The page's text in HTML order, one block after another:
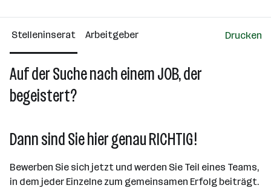
Über das Unternehmen
501+ Mitarbeiter*innen
Wels
Stelleninserat Arbeitgeber Drucken
Auf der Suche nach einem JOB, der
begeistert?
Dann sind Sie hier genau RICHTIG!
Bewerben Sie sich jetzt und werden Sie Teil eines Teams,
in dem jeder Einzelne zum gemeinsamen Erfolg beiträgt.